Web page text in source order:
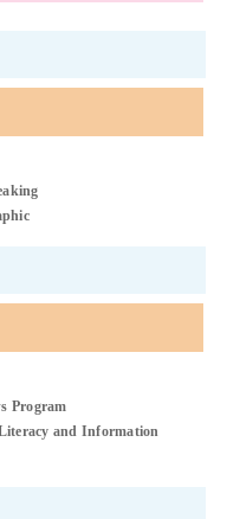
Program
and Information